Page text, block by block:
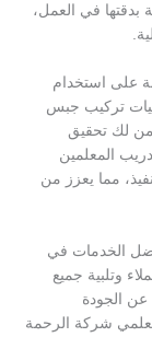
في العمل،
على استخدام
تركيب جبس
لك تحقيق
المعلمين
مما يعزز من
الخدمات في
وتلبية جميع
الجودة
شركة الرحمة